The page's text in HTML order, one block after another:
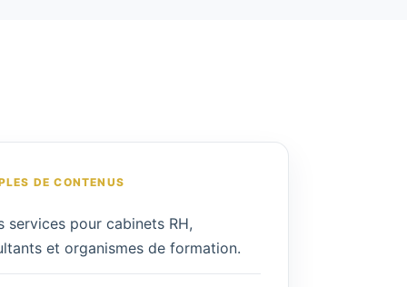
DE CONTENUS
services pour cabinets RH,
et organismes de formation.